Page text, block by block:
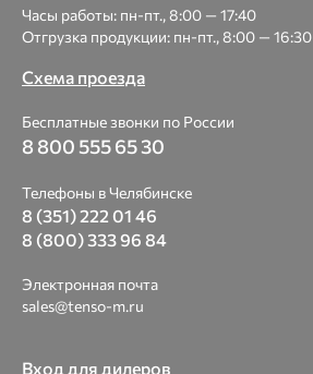
Часы работы: пн-пт., 8:00 — 17:40
Отгрузка продукции: пн-пт., 8:00 — 16:30
Схема проезда
Бесплатные звонки по России
8 800 555 65 30
Телефоны в Челябинске
8 (351) 222 01 46
8 (800) 333 96 84
Электронная почта
sales@tenso-m.ru
Вход для дилеров